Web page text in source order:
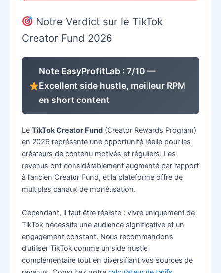
Notre Verdict sur le TikTok
Creator Fund 2026
Note EasyProfitLab : 7/10 —
Excellent side hustle, meilleur RPM
en short content
Le TikTok Creator Fund(Creator Rewards Program)
en 2026 représente une opportunité réelle pour les
créateurs de contenu motivés et réguliers. Les
revenus ont considérablement augmenté par rapport
à l’ancien Creator Fund, et la plateforme offre de
multiples canaux de monétisation.
Cependant, il faut être réaliste : vivre uniquement de
TikTok nécessite une audience significative et un
engagement constant. Nous recommandons
d’utiliser TikTok comme un side hustle
complémentaire tout en diversifiant vos sources de